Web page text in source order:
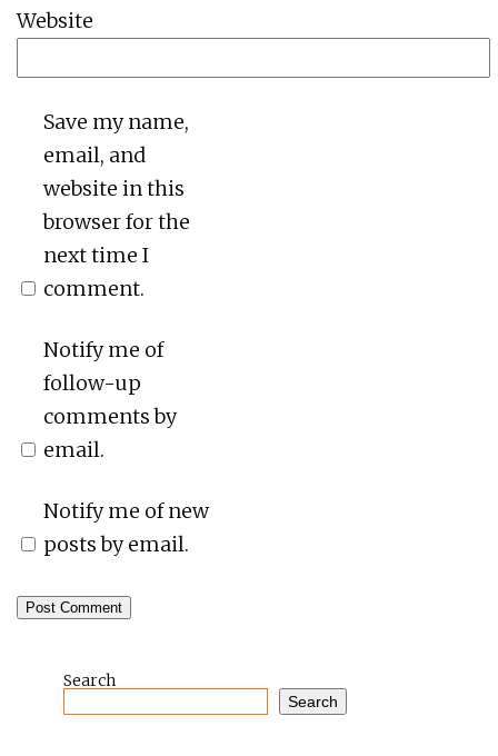
Website
Save my name,
email, and
website in this
browser for the
next time I
comment.
Notify me of
follow-up
comments by
email.
Notify me of new
posts by email.
Search
Search